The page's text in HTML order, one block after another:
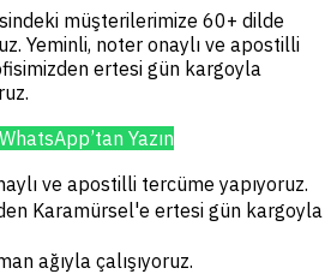
müşterilerimize 60+ dilde
Yeminli, noter onaylı ve apostilli
ertesi gün kargoyla
WhatsApp’tan Yazın
ve apostilli tercüme yapıyoruz.
Karamürsel'e ertesi gün kargoyla
ağıyla çalışıyoruz.